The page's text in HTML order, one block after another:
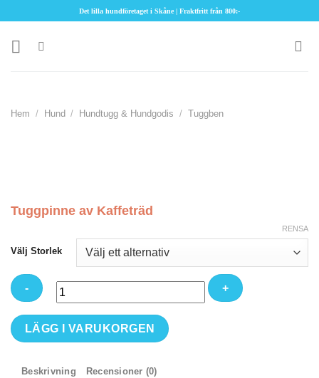
content
Det lilla hundföretaget i Skåne | Fraktfritt från 800:-
Hem / Hund / Hundtugg & Hundgodis / Tuggben
Tuggpinne av Kaffeträd
Välj Storlek
RENSA
Tuggpinne
av
mängd
LÄGG I VARUKORGEN
Beskrivning Recensioner (0)